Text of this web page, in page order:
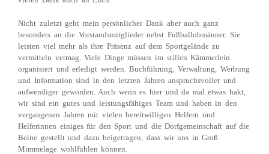
Nicht zuletzt geht mein persönlicher Dank aber auch ganz
besonders an die Vorstandsmitglieder nebst Fußballobmänner. Sie
leisten viel mehr als ihre Präsenz auf dem Sportgelände zu
vermitteln vermag. Viele Dinge müssen im stillen Kämmerlein
organisiert und erledigt werden. Buchführung, Verwaltung, Werbung
und Information sind in den letzten Jahren anspruchsvoller und
aufwendiger geworden. Auch wenn es hier und da mal etwas hakt,
wir sind ein gutes und leistungsfähiges Team und haben in den
vergangenen Jahren mit vielen bereitwilligen Helfern und
Helferinnen einiges für den Sport und die Dorfgemeinschaft auf die
Beine gestellt und dazu beigetragen, dass wir uns in Groß
Mimmelage wohlfühlen können.